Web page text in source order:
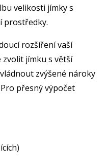
velikosti jímky s
prostředky.
rozšíření vaší
jímku s větší
zvýšené nároky
přesný výpočet